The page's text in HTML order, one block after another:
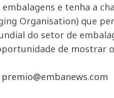
embalagens e tenha a
Organisation) que
do setor de
de mostrar
premio@embanews.com